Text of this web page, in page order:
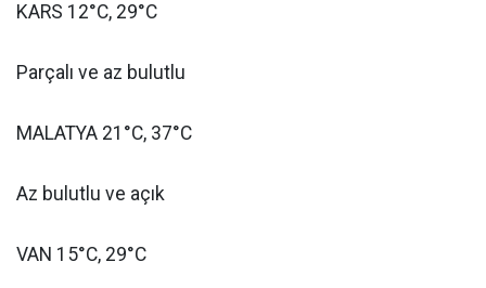
KARS 12°C, 29°C
Parçalı ve az bulutlu
MALATYA 21°C, 37°C
Az bulutlu ve açık
VAN 15°C, 29°C